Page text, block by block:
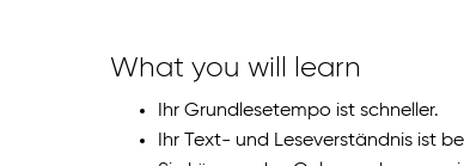
What you will learn
Ihr Grundlesetempo ist schneller.
Ihr Text- und Leseverständnis ist